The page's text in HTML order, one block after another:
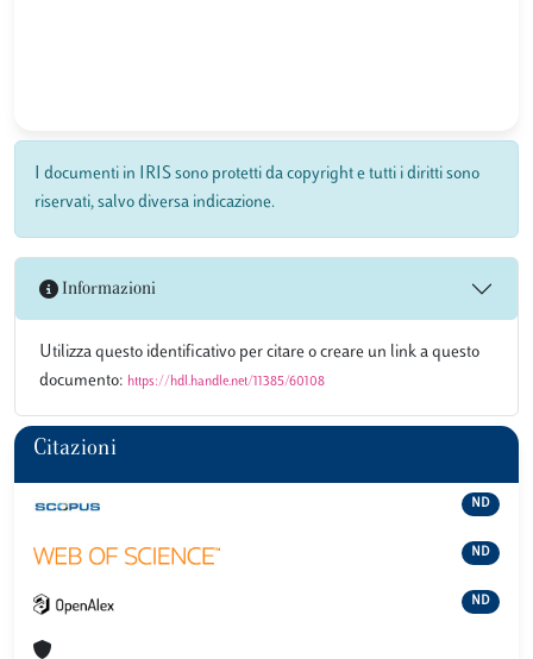
I documenti in IRIS sono protetti da copyright e tutti i diritti sono
riservati, salvo diversa indicazione.
Informazioni
Utilizza questo identificativo per citare o creare un link a questo
documento: https://hdl.handle.net/11385/60108
Citazioni
ND
ND
ND